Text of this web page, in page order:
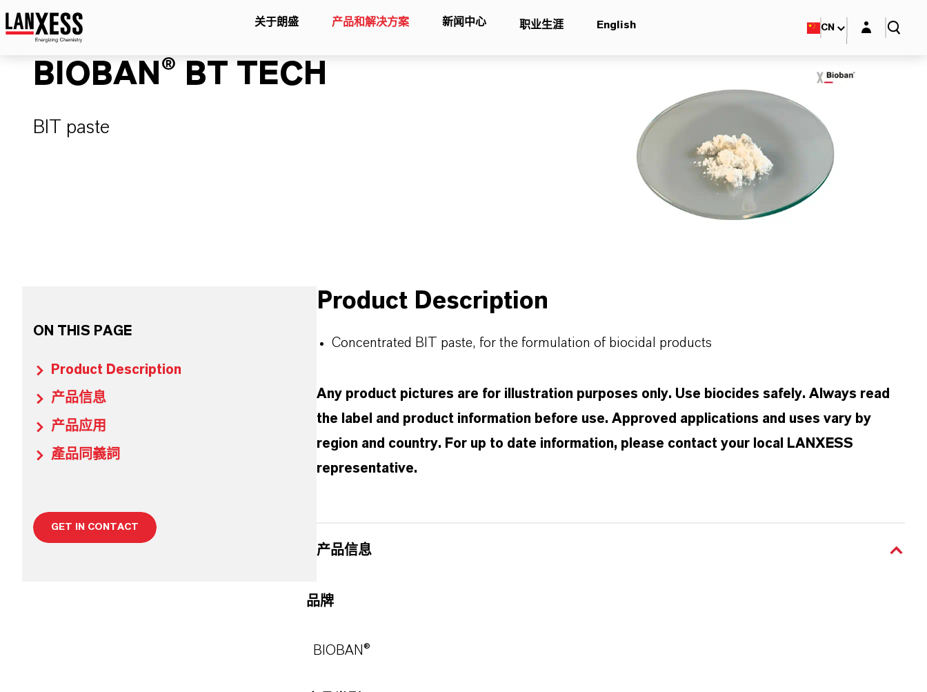
关于朗盛 产品和解决方案 新闻中心 职业生涯 English CN Login layer
BIOBAN® BT TECH
BIT paste
ON THIS PAGE
Product Description
产品信息
产品应用
產品同義詞
GET IN CONTACT
Product Description
Concentrated BIT paste, for the formulation of biocidal products
Any product pictures are for illustration purposes only. Use biocides safely. Always read
the label and product information before use. Approved applications and uses vary by
region and country. For up to date information, please contact your local LANXESS
representative.
产品信息
品牌
BIOBAN®